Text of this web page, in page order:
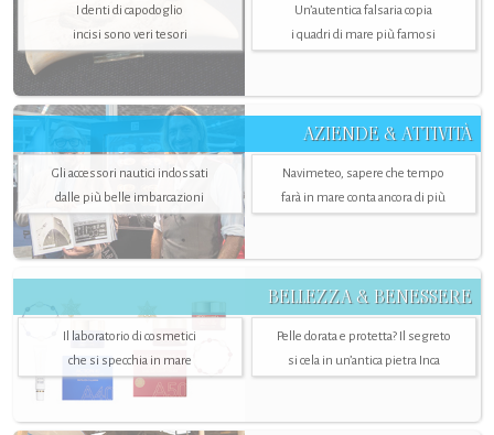
I denti di capodoglio
incisi sono veri tesori
Un’autentica falsaria copia
i quadri di mare più famosi
AZIENDE & ATTIVITÀ
Gli accessori nautici indossati
dalle più belle imbarcazioni
Navimeteo, sapere che tempo
farà in mare conta ancora di più
BELLEZZA & BENESSERE
Il laboratorio di cosmetici
che si specchia in mare
Pelle dorata e protetta? Il segreto
si cela in un’antica pietra Inca